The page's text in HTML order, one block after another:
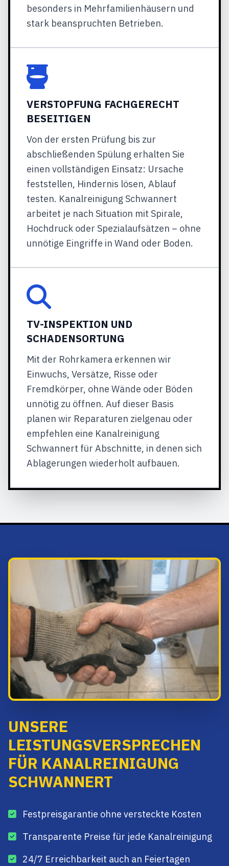
besonders in Mehrfamilienhäusern und
stark beanspruchten Betrieben.
VERSTOPFUNG FACHGERECHT
BESEITIGEN
Von der ersten Prüfung bis zur
abschließenden Spülung erhalten Sie
einen vollständigen Einsatz: Ursache
feststellen, Hindernis lösen, Ablauf
testen. Kanalreinigung Schwannert
arbeitet je nach Situation mit Spirale,
Hochdruck oder Spezialaufsätzen – ohne
unnötige Eingriffe in Wand oder Boden.
TV-INSPEKTION UND
SCHADENSORTUNG
Mit der Rohrkamera erkennen wir
Einwuchs, Versätze, Risse oder
Fremdkörper, ohne Wände oder Böden
unnötig zu öffnen. Auf dieser Basis
planen wir Reparaturen zielgenau oder
empfehlen eine Kanalreinigung
Schwannert für Abschnitte, in denen sich
Ablagerungen wiederholt aufbauen.
UNSERE
LEISTUNGSVERSPRECHEN
FÜR KANALREINIGUNG
SCHWANNERT
Festpreisgarantie ohne versteckte Kosten
Transparente Preise für jede Kanalreinigung
24/7 Erreichbarkeit auch an Feiertagen